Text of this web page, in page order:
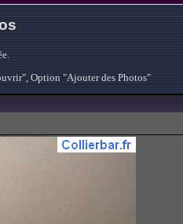
Option "Ajouter des Photos"